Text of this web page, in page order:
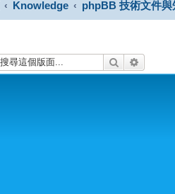
Knowledge phpBB 技術文件與
搜尋